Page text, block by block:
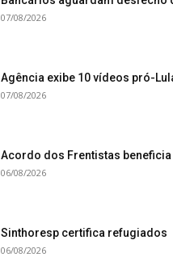
07/08/2026
Agência exibe 10 vídeos pró-
07/08/2026
Acordo dos Frentistas beneficia
06/08/2026
Sinthoresp certifica refugiados
06/08/2026